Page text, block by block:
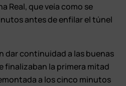
Real, que veía como se
antes de enfilar el túnel
dar continuidad a las buenas
finalizaban la primera mitad
a los cinco minutos